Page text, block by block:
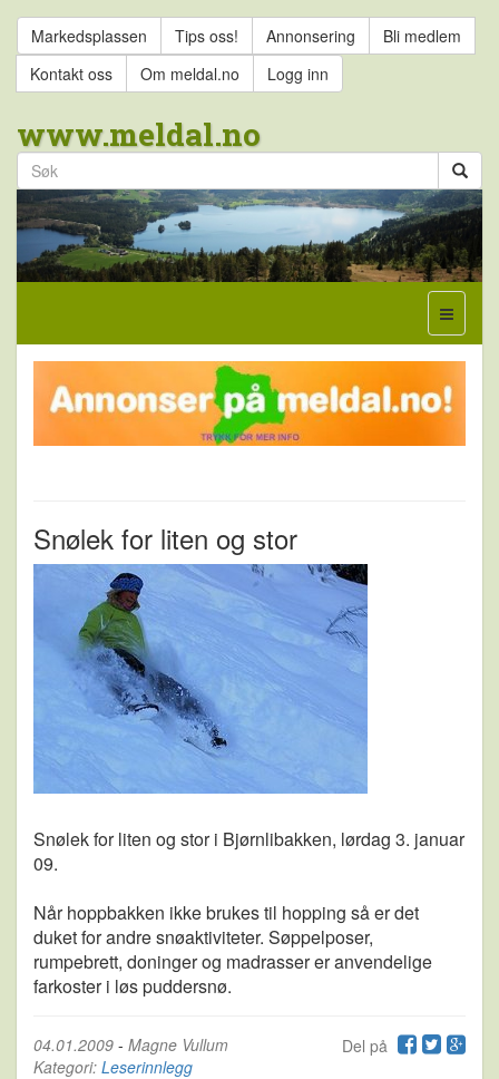
Markedsplassen Tips oss! Annonsering
Bli medlem
Kontakt oss
Om meldal.no Logg inn
www.meldal.no
Snølek for liten og stor
Snølek for liten og stor i Bjørnlibakken, lørdag 3. januar
09.
Når hoppbakken ikke brukes til hopping så er det
duket for andre snøaktiviteter. Søppelposer,
rumpebrett, doninger og madrasser er anvendelige
farkoster i løs puddersnø.
Del på
04.01.2009 - Magne Vullum
Kategori: Leserinnlegg